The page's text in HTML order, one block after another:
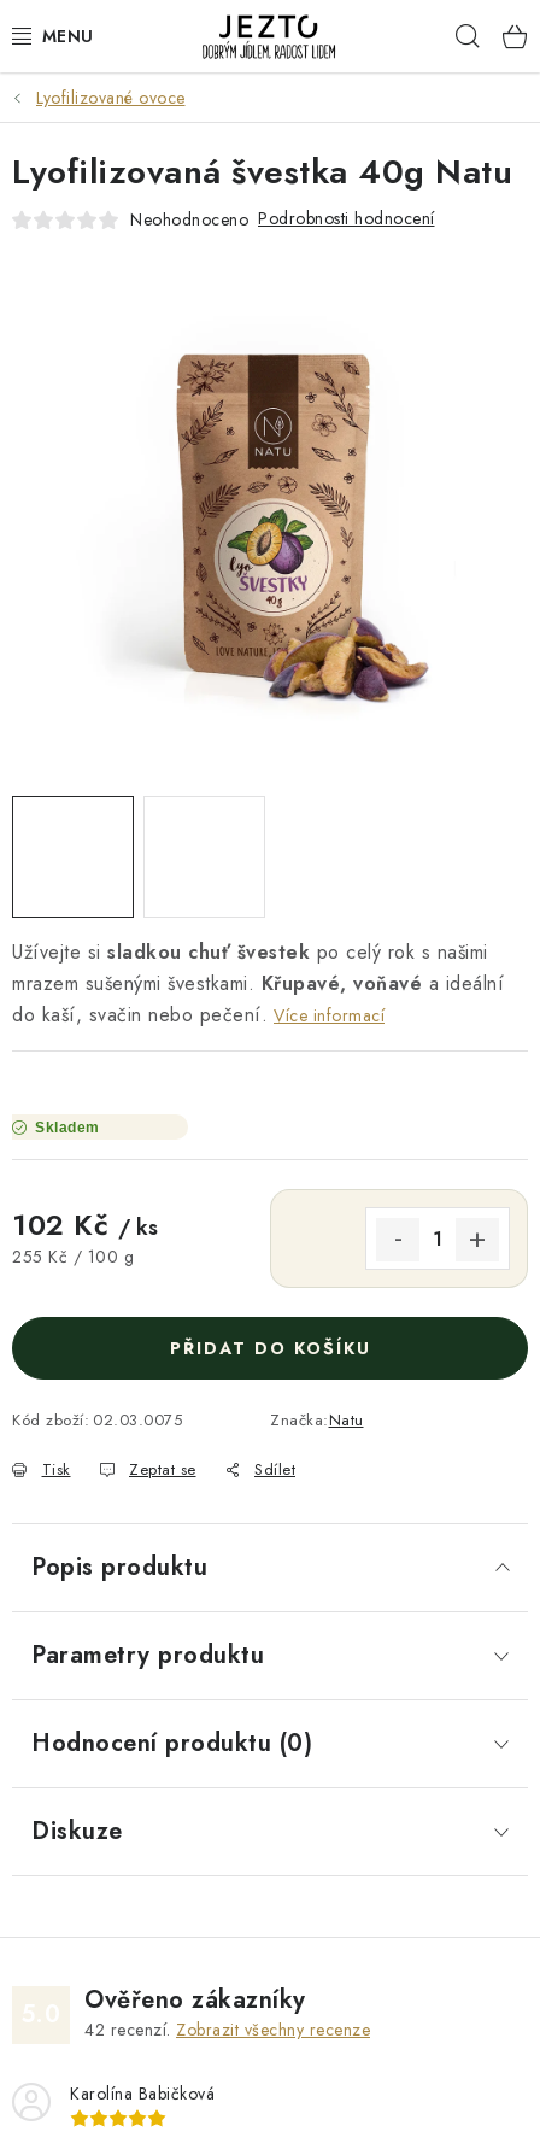
na
DÁRKOVÉ SADY
TRVANLIVÉ
DROGERIE A KOSMETIKA
RELAX A REGENERACE
NÁŠ PŘÍBĚH FIREMNÍ DÁRKY
Lyofilizované ovoce
Užívejte si sladkou chuť švestek po celý rok s našimi
mrazem sušenými švestkami. Křupavé, voňavé a ideální
do kaší, svačin nebo pečení. Více informací
Skladem
102 Kč / ks
Měrná cena:
255 Kč / 100 g
PŘIDAT DO KOŠÍKU
Kód zboží: 02.03.0075 Značka:Natu
Tisk Zeptat se Sdílet
Lyofilizovaná švestka 40g Natu
Neohodnoceno Podrobnosti hodnocení
Popis produktu
Parametry produktu
Hodnocení produktu (0)
Diskuze
Ověřeno zákazníky
42 recenzí. Zobrazit všechny recenze
Karolína Babičková